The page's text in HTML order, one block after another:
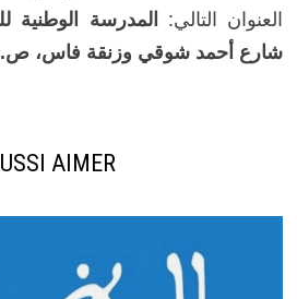
العنوان التالي:
المدرسة الوطنية
شارع أحمد شوقي وزنقة فاس، ص.ب : 122،
AIMER